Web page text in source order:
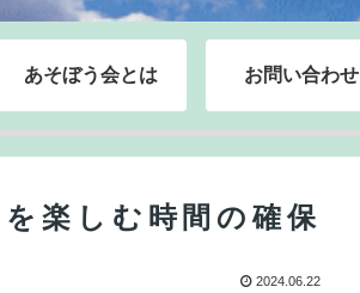
あそぼう会とは お問い合わせ
楽しむ時間の確保
2024.06.22